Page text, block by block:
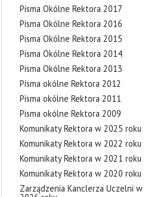
Pisma Okólne Rektora 2017
Pisma Okólne Rektora 2016
Pisma Okólne Rektora 2015
Pisma Okólne Rektora 2014
Pisma Okólne Rektora 2013
Pisma okólne Rektora 2012
Pisma okólne Rektora 2011
Pisma okólne Rektora 2009
Komunikaty Rektora w 2025 roku
Komunikaty Rektora w 2022 roku
Komunikaty Rektora w 2021 roku
Komunikaty Rektora w 2020 roku
Zarządzenia Kanclerza Uczelni w